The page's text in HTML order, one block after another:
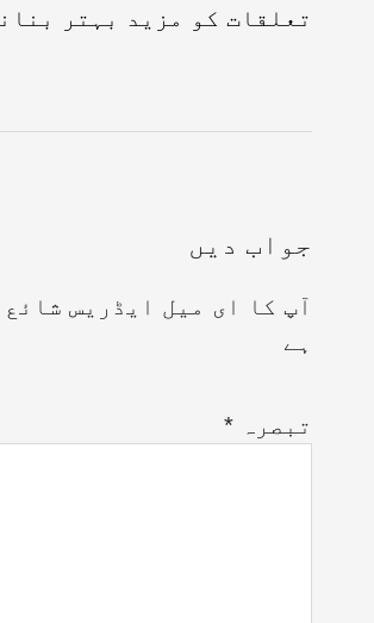
تعلقات کو مزید بہتر
جواب دیں
آپ کا ای میل ایڈریس
ہے
تبصرہ *